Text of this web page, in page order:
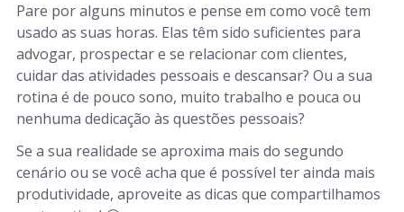
Pare por alguns minutos e pense em como você tem
usado as suas horas. Elas têm sido suficientes para
advogar, prospectar e se relacionar com clientes,
cuidar das atividades pessoais e descansar? Ou a sua
rotina é de pouco sono, muito trabalho e pouca ou
nenhuma dedicação às questões pessoais?
Se a sua realidade se aproxima mais do segundo
cenário ou se você acha que é possível ter ainda mais
produtividade, aproveite as dicas que compartilhamos